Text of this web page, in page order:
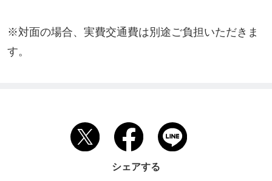
※対面の場合、実費交通費は別途ご負担いただきま
す。
シェアする